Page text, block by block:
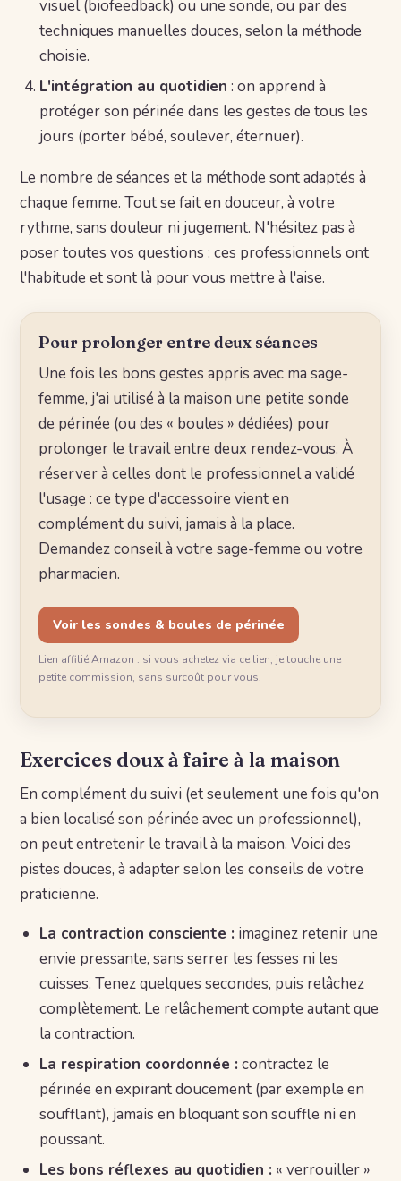
visuel (biofeedback) ou une sonde, ou par des
techniques manuelles douces, selon la méthode
choisie.
L'intégration au quotidien : on apprend à
protéger son périnée dans les gestes de tous les
jours (porter bébé, soulever, éternuer).
Le nombre de séances et la méthode sont adaptés à
chaque femme. Tout se fait en douceur, à votre
rythme, sans douleur ni jugement. N'hésitez pas à
poser toutes vos questions : ces professionnels ont
l'habitude et sont là pour vous mettre à l'aise.
Pour prolonger entre deux séances
Une fois les bons gestes appris avec ma sage-
femme, j'ai utilisé à la maison une petite sonde
de périnée (ou des « boules » dédiées) pour
prolonger le travail entre deux rendez-vous. À
réserver à celles dont le professionnel a validé
l'usage : ce type d'accessoire vient en
complément du suivi, jamais à la place.
Demandez conseil à votre sage-femme ou votre
pharmacien.
Voir les sondes & boules de périnée
Lien affilié Amazon : si vous achetez via ce lien, je touche une
petite commission, sans surcoût pour vous.
Exercices doux à faire à la maison
En complément du suivi (et seulement une fois qu'on
a bien localisé son périnée avec un professionnel),
on peut entretenir le travail à la maison. Voici des
pistes douces, à adapter selon les conseils de votre
praticienne.
La contraction consciente : imaginez retenir une
envie pressante, sans serrer les fesses ni les
cuisses. Tenez quelques secondes, puis relâchez
complètement. Le relâchement compte autant que
la contraction.
La respiration coordonnée : contractez le
périnée en expirant doucement (par exemple en
soufflant), jamais en bloquant son souffle ni en
poussant.
Les bons réflexes au quotidien : « verrouiller »